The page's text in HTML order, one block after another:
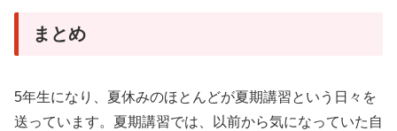
まとめ
5年生になり、夏休みのほとんどが夏期講習という日々を
送っています。夏期講習では、以前から気になっていた自